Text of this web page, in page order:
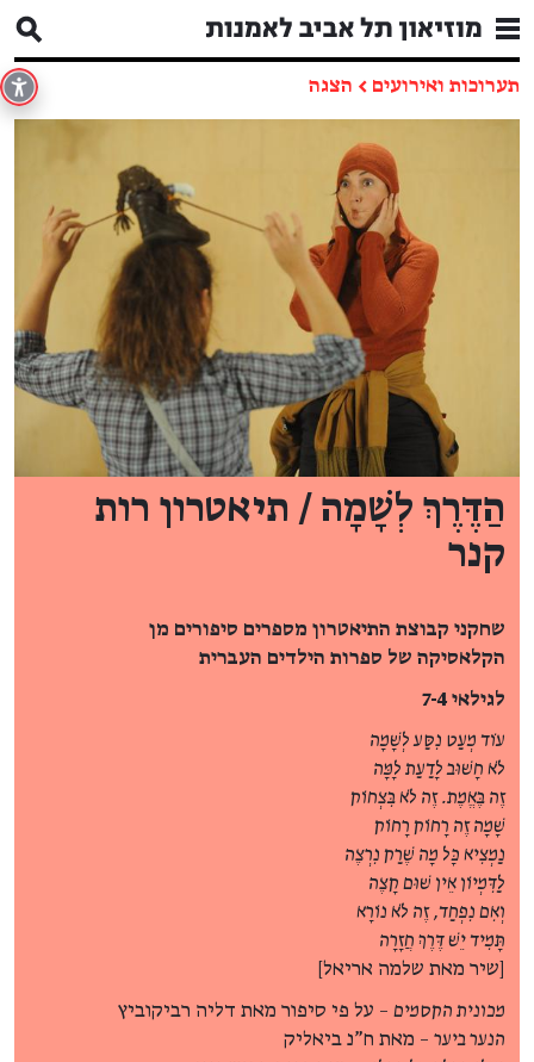
תערוכות ואירועים ← הצגה
הַדֶּרֶךְ לְשָׁמָה / תיאטרון רות
קנר
שחקני קבוצת התיאטרון מספרים סיפורים מן
הקלאסיקה של ספרות הילדים העברית
לגילאי 7-4
עוֹד מְעַט נִסַּע לְשָׁמָה
לֹא חָשׁוּב לָדַעַת לָמָּה
זֶה בֶּאֱמֶת. זֶה לֹא בִּצְחוֹק
שָׁמָה זֶה רָחוֹק רָחוֹק
נַמְצִיא כָּל מָה שֶׁרַק נִרְצֶה
לַדִּמְיוֹן אֵין שׁוּם קָצֶה
וְאִם נִפְחַד, זֶה לֹא נוֹרָא
תָּמִיד יֵשׁ דֶּרֶךְ חֲזָרָה
[שיר מאת שלמה אריאל]
מכונית הקסמים – על פי סיפור מאת דליה רביקוביץ
הנער ביער – מאת ח"נ ביאליק